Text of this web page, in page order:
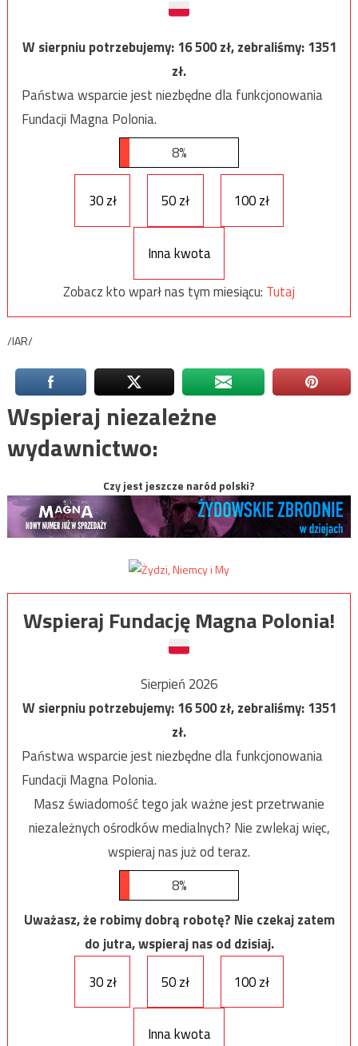
W sierpniu potrzebujemy:16 500zł, zebraliśmy:1351
zł.
Państwa wsparcie jest niezbędne dla funkcjonowania
Fundacji Magna Polonia.
8%
30 zł 50 zł 100 zł
Inna kwota
Zobacz kto wparł nas tym miesiącu: Tutaj
/IAR/
Wspieraj niezależne
wydawnictwo:
Czy jest jeszcze naród polski?
Wspieraj Fundację Magna Polonia!
Sierpień 2026
W sierpniu potrzebujemy:16 500zł, zebraliśmy:1351
zł.
Państwa wsparcie jest niezbędne dla funkcjonowania
Fundacji Magna Polonia.
Masz świadomość tego jak ważne jest przetrwanie
niezależnych ośrodków medialnych? Nie zwlekaj więc,
wspieraj nas już od teraz.
8%
Uważasz, że robimy dobrą robotę? Nie czekaj zatem
do jutra, wspieraj nas od dzisiaj.
30 zł
50 zł 100 zł
Inna kwota